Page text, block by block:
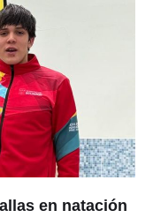
en natación